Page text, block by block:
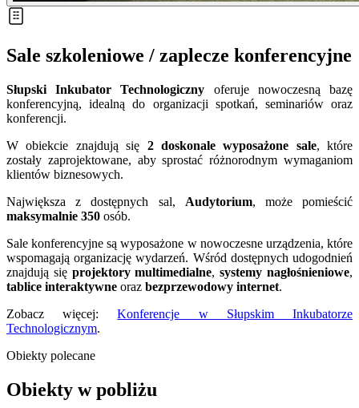
Sale szkoleniowe / zaplecze konferencyjne
Słupski Inkubator Technologiczny oferuje nowoczesną bazę
konferencyjną, idealną do organizacji spotkań, seminariów oraz
konferencji.
W obiekcie znajdują się 2 doskonale wyposażone sale, które
zostały zaprojektowane, aby sprostać różnorodnym wymaganiom
klientów biznesowych.
Największa z dostępnych sal, Audytorium, może pomieścić
maksymalnie 350 osób.
Sale konferencyjne są wyposażone w nowoczesne urządzenia, które
wspomagają organizację wydarzeń. Wśród dostępnych udogodnień
znajdują się projektory multimedialne,systemy nagłośnieniowe,
tablice interaktywne oraz bezprzewodowy internet.
Zobacz więcej:Konferencje w Słupskim Inkubatorze
Technologicznym.
Obiekty polecane
Obiekty w pobliżu